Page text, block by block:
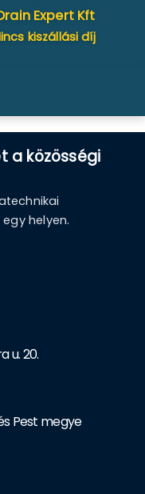
Expert Kft
kiszállási díj
a közösségi
helyen.
u. 20.
Pest megye